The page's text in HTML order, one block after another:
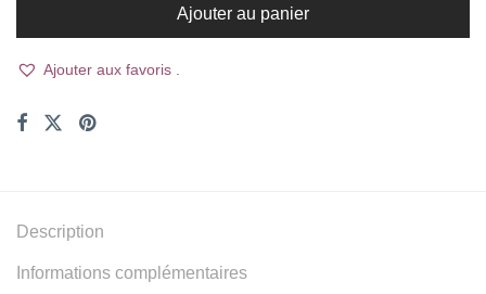
Ajouter au panier
Ajouter aux favoris .
Description
Informations complémentaires